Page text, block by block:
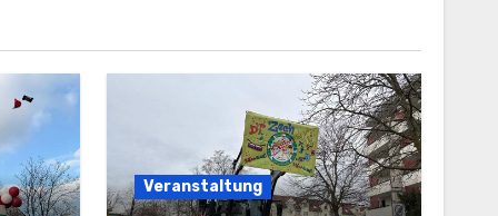
Veranstaltung